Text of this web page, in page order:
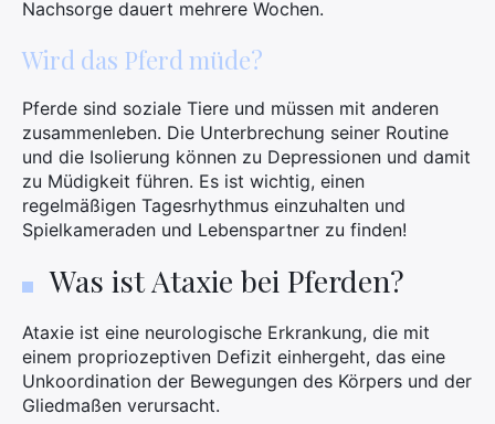
Nachsorge dauert mehrere Wochen.
Wird das Pferd müde?
Pferde sind soziale Tiere und müssen mit anderen
zusammenleben. Die Unterbrechung seiner Routine
und die Isolierung können zu Depressionen und damit
zu Müdigkeit führen. Es ist wichtig, einen
regelmäßigen Tagesrhythmus einzuhalten und
Spielkameraden und Lebenspartner zu finden!
Was ist Ataxie bei Pferden?
Ataxie ist eine neurologische Erkrankung, die mit
einem propriozeptiven Defizit einhergeht, das eine
Unkoordination der Bewegungen des Körpers und der
Gliedmaßen verursacht.
Suchen
Sie